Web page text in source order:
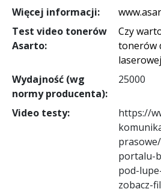
Więcej informacji:
Test video tonerów
Asarto:
Czy
tonerów
Wydajność (wg
normy producenta):
25000
Video testy:
https://
portalu-
pod-
zobacz-